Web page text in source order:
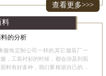
查看更多>>>
料
的分析
服饰定制公司一样的其它服装厂一
，工装衬衫的时候，都会涉及到面
料有好多种，我们要根据自己的需